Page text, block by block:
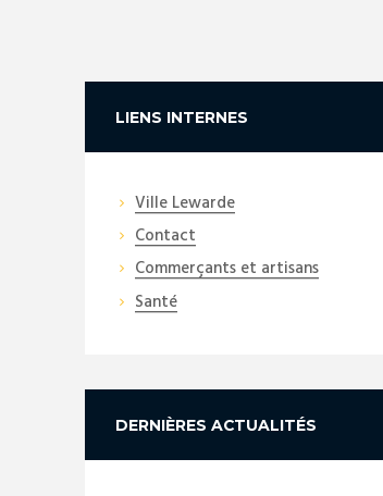
LIENS INTERNES
Ville Lewarde
Contact
Commerçants et artisans
Santé
DERNIÈRES ACTUALITÉS